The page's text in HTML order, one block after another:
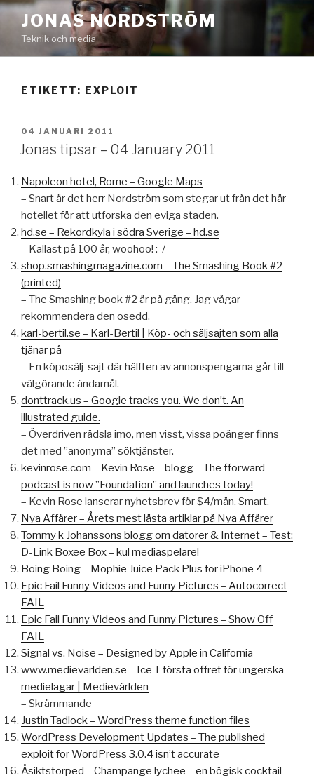
Hoppa
innehåll
JONAS NORDSTRÖM
Teknik och media
ETIKETT: EXPLOIT
PUBLICERAT
04 JANUARI 2011
Jonas tipsar – 04 January 2011
Napoleon hotel, Rome – Google Maps
– Snart är det herr Nordström som stegar ut från det här
hotellet för att utforska den eviga staden.
hd.se – Rekordkyla i södra Sverige – hd.se
– Kallast på 100 år, woohoo! :-/
shop.smashingmagazine.com – The Smashing Book #2
(printed)
– The Smashing book #2 är på gång. Jag vågar
rekommendera den osedd.
karl-bertil.se – Karl-Bertil | Köp- och säljsajten som alla
tjänar på
– En köposälj-sajt där hälften av annonspengarna går till
välgörande ändamål.
donttrack.us – Google tracks you. We don’t. An
illustrated guide.
– Överdriven rädsla imo, men visst, vissa poänger finns
det med ”anonyma” söktjänster.
kevinrose.com – Kevin Rose – blogg – The fforward
podcast is now ”Foundation” and launches today!
– Kevin Rose lanserar nyhetsbrev för $4/mån. Smart.
Nya Affärer – Årets mest lästa artiklar på Nya Affärer
Tommy k Johanssons blogg om datorer & Internet – Test:
D-Link Boxee Box – kul mediaspelare!
Boing Boing – Mophie Juice Pack Plus for iPhone 4
Epic Fail Funny Videos and Funny Pictures – Autocorrect
FAIL
Epic Fail Funny Videos and Funny Pictures – Show Off
FAIL
Signal vs. Noise – Designed by Apple in California
www.medievarlden.se – Ice T första offret för ungerska
medielagar | Medievärlden
– Skrämmande
Justin Tadlock – WordPress theme function files
WordPress Development Updates – The published
exploit for WordPress 3.0.4 isn’t accurate
Åsiktstorped – Champange lychee – en bögisk cocktail